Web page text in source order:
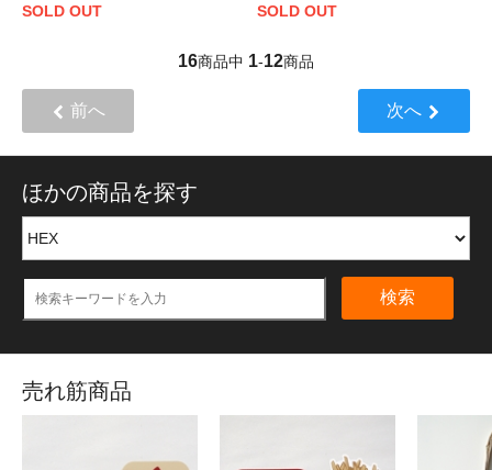
SOLD OUT
SOLD OUT
16商品中 1-12商品
前へ 次へ
ほかの商品を探す
検索
売れ筋商品